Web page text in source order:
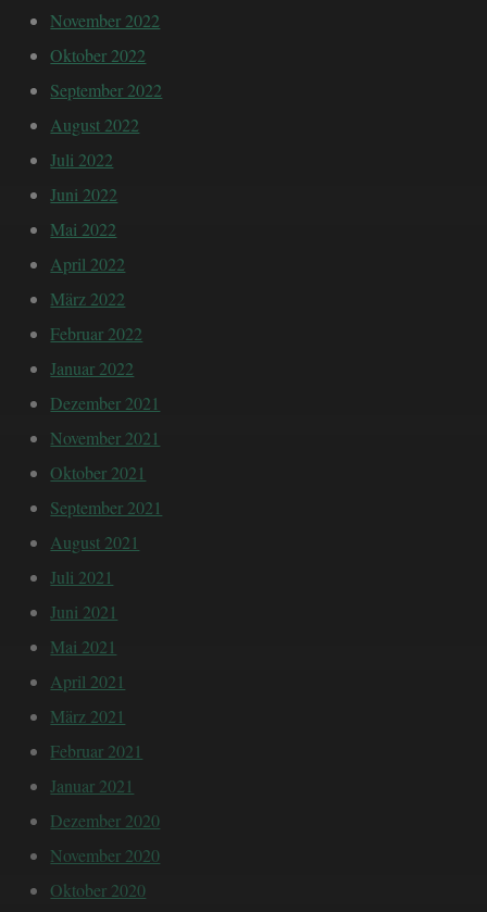
November 2022
Oktober 2022
September 2022
August 2022
Juli 2022
Juni 2022
Mai 2022
April 2022
März 2022
Februar 2022
Januar 2022
Dezember 2021
November 2021
Oktober 2021
September 2021
August 2021
Juli 2021
Juni 2021
Mai 2021
April 2021
März 2021
Februar 2021
Januar 2021
Dezember 2020
November 2020
Oktober 2020